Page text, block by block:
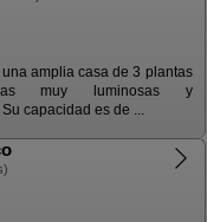
amplia casa de 3 plantas
muy luminosas y
capacidad es de ...